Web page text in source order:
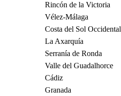
Rincón de la Victoria
Vélez-Málaga
Costa del Sol Occidental
La Axarquía
Serranía de Ronda
Valle del Guadalhorce
Cádiz
Granada